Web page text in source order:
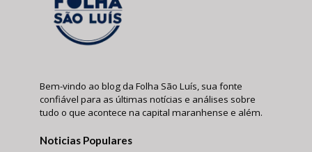
Bem-vindo ao blog da Folha São Luís, sua fonte
confiável para as últimas notícias e análises sobre
tudo o que acontece na capital maranhense e além.
Noticias Populares